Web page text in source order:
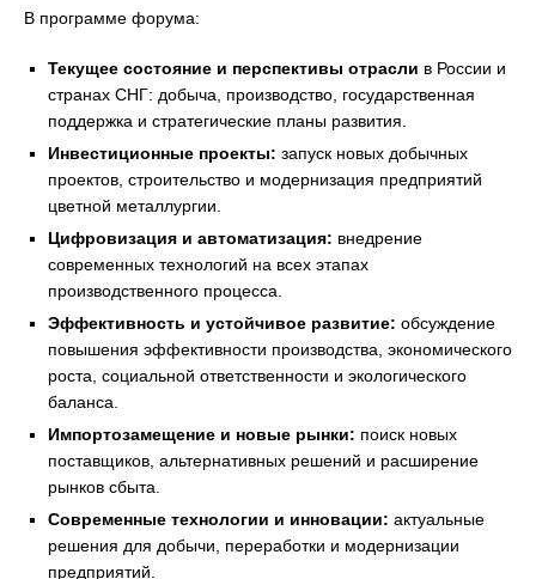
В программе форума:
Текущее состояние и перспективы отрасли в России и
странах СНГ: добыча, производство, государственная
поддержка и стратегические планы развития.
Инвестиционные проекты: запуск новых добычных
проектов, строительство и модернизация предприятий
цветной металлургии.
Цифровизация и автоматизация: внедрение
современных технологий на всех этапах
производственного процесса.
Эффективность и устойчивое развитие: обсуждение
повышения эффективности производства, экономического
роста, социальной ответственности и экологического
баланса.
Импортозамещение и новые рынки: поиск новых
поставщиков, альтернативных решений и расширение
рынков сбыта.
Современные технологии и инновации: актуальные
решения для добычи, переработки и модернизации
предприятий.